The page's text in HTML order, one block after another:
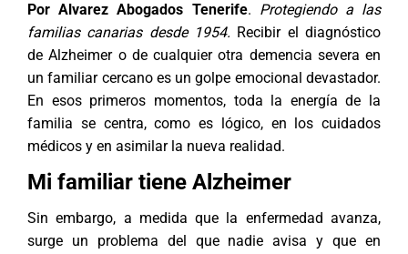
Por Alvarez Abogados Tenerife. Protegiendo a las
familias canarias desde 1954. Recibir el diagnóstico
de Alzheimer o de cualquier otra demencia severa en
un familiar cercano es un golpe emocional devastador.
En esos primeros momentos, toda la energía de la
familia se centra, como es lógico, en los cuidados
médicos y en asimilar la nueva realidad.
Mi familiar tiene Alzheimer
Sin embargo, a medida que la enfermedad avanza,
surge un problema del que nadie avisa y que en